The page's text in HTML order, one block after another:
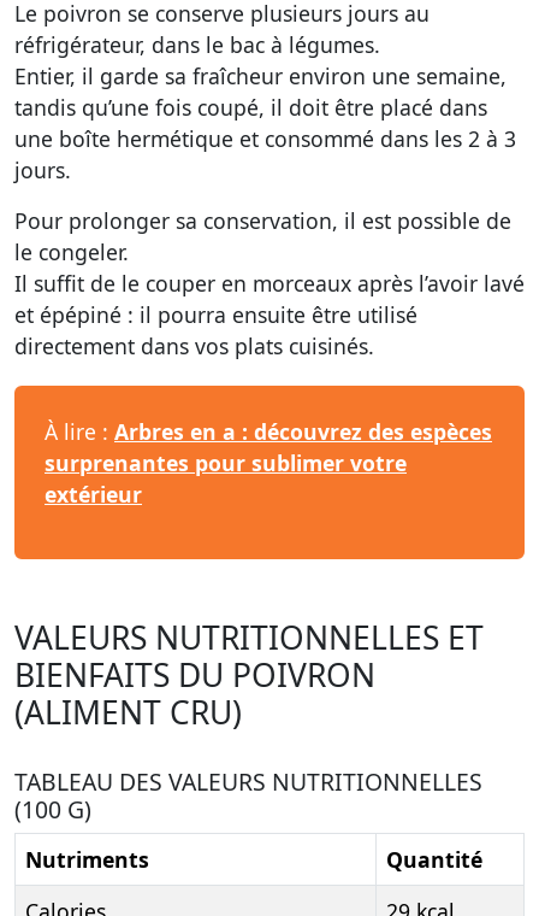
Le poivron se conserve plusieurs jours au
réfrigérateur, dans le bac à légumes.
Entier, il garde sa fraîcheur environ une semaine,
tandis qu’une fois coupé, il doit être placé dans
une boîte hermétique et consommé dans les 2 à 3
jours.
Pour prolonger sa conservation, il est possible de
le congeler.
Il suffit de le couper en morceaux après l’avoir lavé
et épépiné : il pourra ensuite être utilisé
directement dans vos plats cuisinés.
À lire : Arbres en a : découvrez des espèces
surprenantes pour sublimer votre
extérieur
VALEURS NUTRITIONNELLES ET
BIENFAITS DU POIVRON
(ALIMENT CRU)
TABLEAU DES VALEURS NUTRITIONNELLES
(100 G)
Nutriments
Quantité